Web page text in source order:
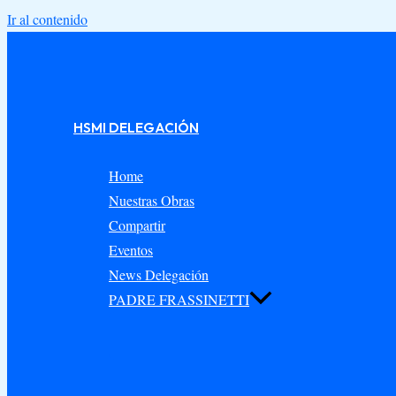
Ir al contenido
HSMI DELEGACIÓN
Home
Nuestras Obras
Compartir
Eventos
News Delegación
PADRE FRASSINETTI